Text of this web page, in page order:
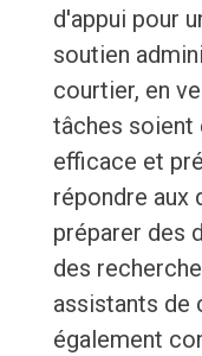
d'appui pour
soutien
courtier, en
tâches soient
efficace et
répondre aux
préparer des
des
assistants de
également